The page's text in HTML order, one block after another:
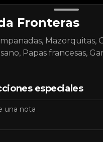
Fronteras
Mazorquitas,
Papas francesas,
especiales